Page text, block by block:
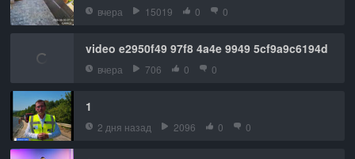
вчера 15019 0 0
video e2950f49 97f8 4a4e 9949 5cf9a9c6194d
вчера 706 0 0
1
2 дня назад 2096 0 0